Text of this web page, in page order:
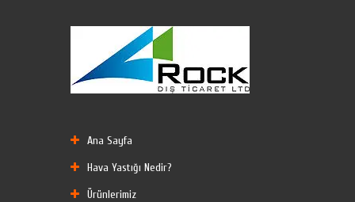
Ana Sayfa
Hava Yastığı Nedir?
Ürünlerimiz